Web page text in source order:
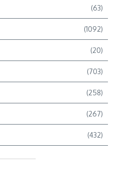
(63)
(1092)
(20)
(703)
(258)
(267)
(432)